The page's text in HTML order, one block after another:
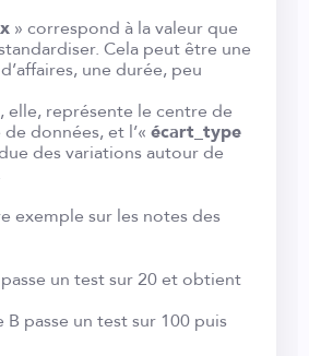
x » correspond à la valeur que
Cela peut être une
une durée, peu
elle, représente le centre de
données, et l’« écart_type
des variations autour de
exemple sur les notes des
un test sur 20 et obtient
B passe un test sur 100 puis